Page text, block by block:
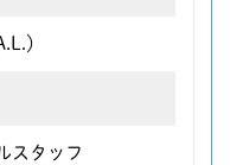
）
スタッフ